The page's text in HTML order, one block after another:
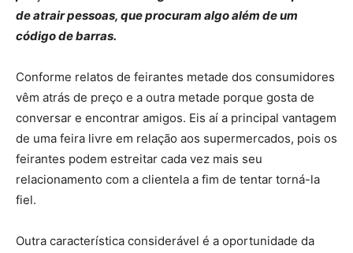
de atrair pessoas, que procuram algo além de um
código de barras.
Conforme relatos de feirantes metade dos consumidores
vêm atrás de preço e a outra metade porque gosta de
conversar e encontrar amigos. Eis aí a principal vantagem
de uma feira livre em relação aos supermercados, pois os
feirantes podem estreitar cada vez mais seu
relacionamento com a clientela a fim de tentar torná-la
fiel.
Outra característica considerável é a oportunidade da